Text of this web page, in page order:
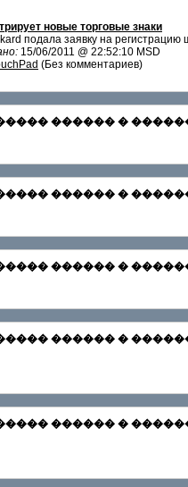
новые торговые знаки
подала заявку на
15/06/2011 @ 22:52:10 MSD
(Без комментариев)
������ � �������
������ � �������
������ � �������
������ � �������
������ �